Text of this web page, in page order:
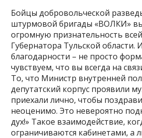
Бойцы добровольческой
штурмовой бригады «ВОЛКИ»
огромную признательность
Губернатора Тульской области.
благодарности – не просто
чувствуем, что вы всегда на
То, что Министр внутренней
депутатский корпус проявили
приехали лично, чтобы
неоценимо. Это невероятно
дух!» Такое взаимодействие,
ограничиваются кабинетами, а